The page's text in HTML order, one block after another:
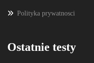
Polityka prywatnosci
Ostatnie testy